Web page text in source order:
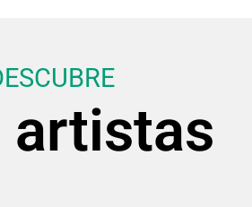
artistas